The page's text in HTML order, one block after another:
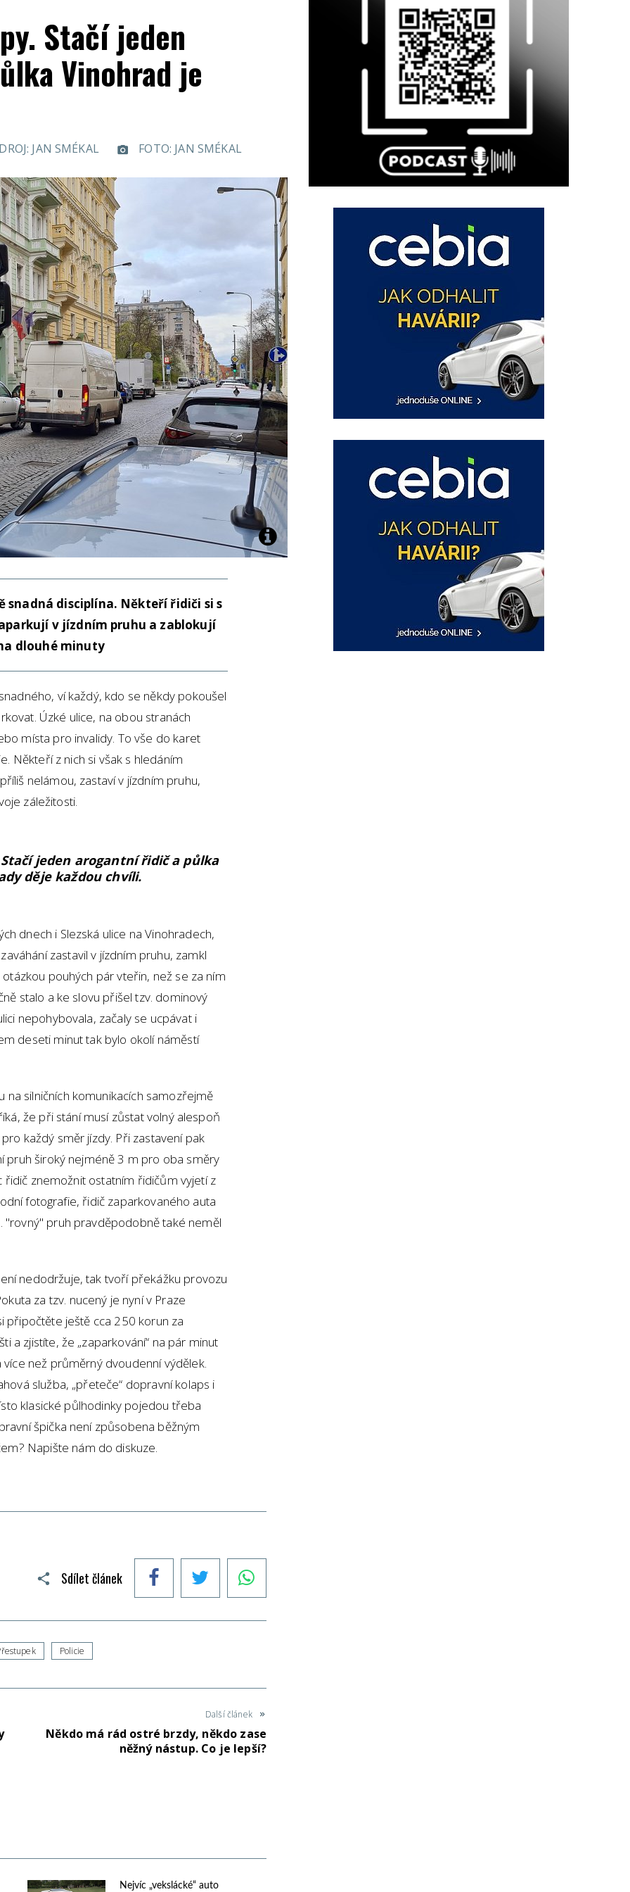
Stačí jeden
Vinohrad je
JAN SMÉKAL FOTO: JAN SMÉKAL
snadná disciplína. Někteří řidiči si s
v jízdním pruhu a zablokují
dlouhé minuty
ví každý, kdo se někdy pokoušel
Úzké ulice, na obou stranách
místa pro invalidy. To vše do karet
Někteří z nich si však s hledáním
nelámou, zastaví v jízdním pruhu,
záležitosti.
jeden arogantní řidič a půlka
děje každou chvíli.
dnech i Slezská ulice na Vinohradech,
zastavil v jízdním pruhu, zamkl
pouhých pár vteřin, než se za ním
stalo a ke slovu přišel tzv. dominový
nepohybovala, začaly se ucpávat i
deseti minut tak bylo okolí náměstí
silničních komunikacích samozřejmě
že při stání musí zůstat volný alespoň
každý směr jízdy. Při zastavení pak
pruh široký nejméně 3 m pro oba směry
řidič znemožnit ostatním řidičům vyjetí z
fotografie, řidič zaparkovaného auta
"rovný" pruh pravděpodobně také neměl
nedodržuje, tak tvoří překážku provozu
za tzv. nucený je nyní v Praze
připočtěte ještě cca 250 korun za
a zjistíte, že „zaparkování“ na pár minut
než průměrný dvoudenní výdělek.
služba, „přeteče“ dopravní kolaps i
klasické půlhodinky pojedou třeba
špička není způsobena běžným
Napište nám do diskuze.
Sdílet článek
Policie
Další článek
Někdo má rád ostré brzdy, někdo zase
něžný nástup. Co je lepší?
Nejvíc „vekslácké“ auto